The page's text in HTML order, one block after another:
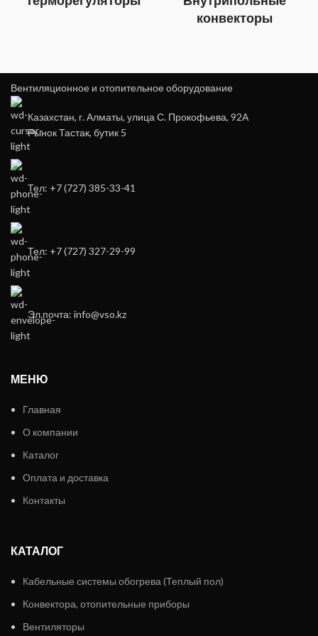
конвекторы
Вентиляционное и отопительное оборудование
Казахстан, г. Алматы, улица С. Прокофьева, 92А
Рынок Тастак, бутик 5
Тел: +7 (727) 385-33-41
Тел: +7 (727) 327-29-99
Эл.почта: info@vso.kz
МЕНЮ
Главная
О компании
Каталог
Оплата и доставка
Контакты
КАТАЛОГ
Кабельные системы обогрева (Теплый пол)
Конвектора, отопительные приборы
Вентиляторы